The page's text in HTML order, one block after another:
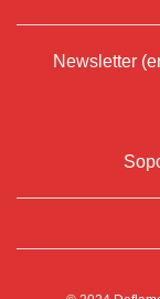
Newsletter